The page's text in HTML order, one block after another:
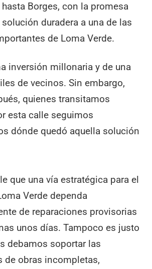
Borges, con la promesa
duradera a una de las
de Loma Verde.
inversión millonaria y de una
de vecinos. Sin embargo,
quienes transitamos
esta calle seguimos
dónde quedó aquella solución
que una vía estratégica para el
Verde dependa
de reparaciones provisorias
unos días. Tampoco es justo
debamos soportar las
de obras incompletas,